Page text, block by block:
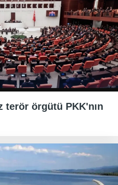
terör örgütü PKK'nın